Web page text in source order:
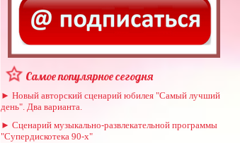
Самое популярное сегодня
► Новый авторский сценарий юбилея "Самый лучший
день". Два варианта.
► Сценарий музыкально-развлекательной программы
"Супердискотека 90-х"